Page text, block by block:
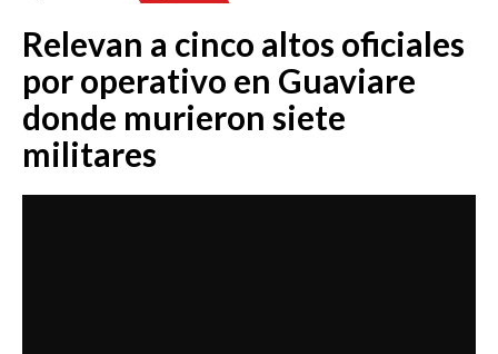
EMISIÓN 12:30 PM
EMISIÓN 7:00 PM
EMISIÓN 11:30 PM
Relevan a cinco altos oficiales
por operativo en Guaviare
donde murieron siete
militares